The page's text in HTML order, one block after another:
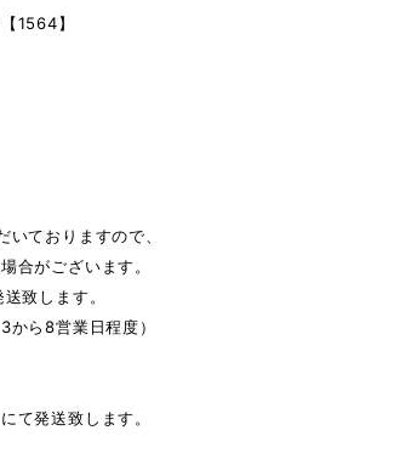
1564】
ておりますので、
合がございます。
致します。
から8営業日程度）
て発送致します。